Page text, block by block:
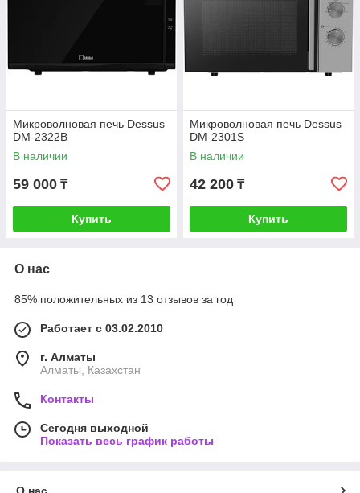
Микроволновая печь Dessus
DM-2322B
В наличии
59 000 ₸
Купить
Микроволновая печь Dessus
DM-2301S
В наличии
42 200 ₸
Купить
О нас
85% положительных из 13 отзывов за год
Работает с 03.02.2010
г. Алматы
Алматы, Казахстан
Контакты
Сегодня выходной
Показать весь график работы